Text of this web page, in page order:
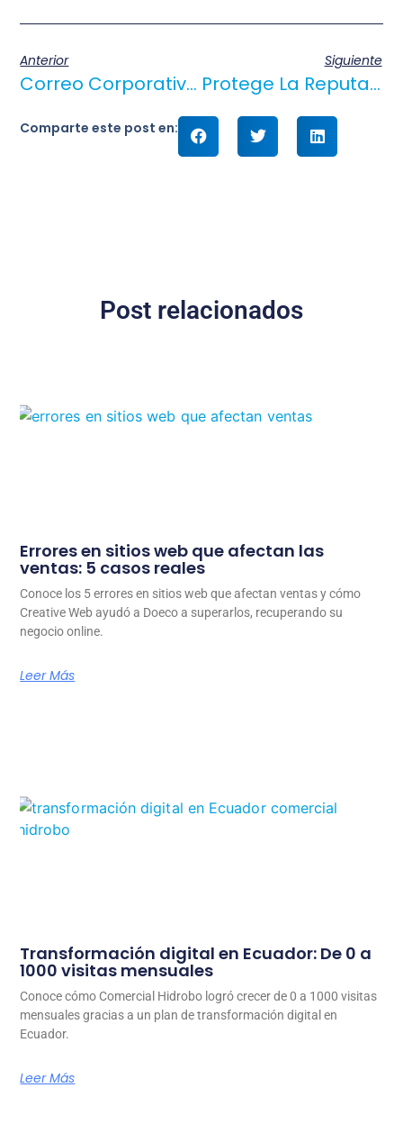
Anterior
Correo Corporativo Vs Correo Personal: ¿Por Qué Elegir Un Email Empresarial?
Siguiente
Protege La Reputación De Tu Empresa Con Un Email Corporativo Seguro
Comparte este post en:
Post relacionados
Errores en sitios web que afectan las
ventas: 5 casos reales
Conoce los 5 errores en sitios web que afectan ventas y cómo
Creative Web ayudó a Doeco a superarlos, recuperando su
negocio online.
Leer Más
Transformación digital en Ecuador: De 0 a
1000 visitas mensuales
Conoce cómo Comercial Hidrobo logró crecer de 0 a 1000 visitas
mensuales gracias a un plan de transformación digital en
Ecuador.
Leer Más